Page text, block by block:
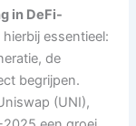
in DeFi-
essentieel:
de
begrijpen.
(UNI),